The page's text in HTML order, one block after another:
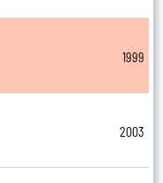
1999
2003